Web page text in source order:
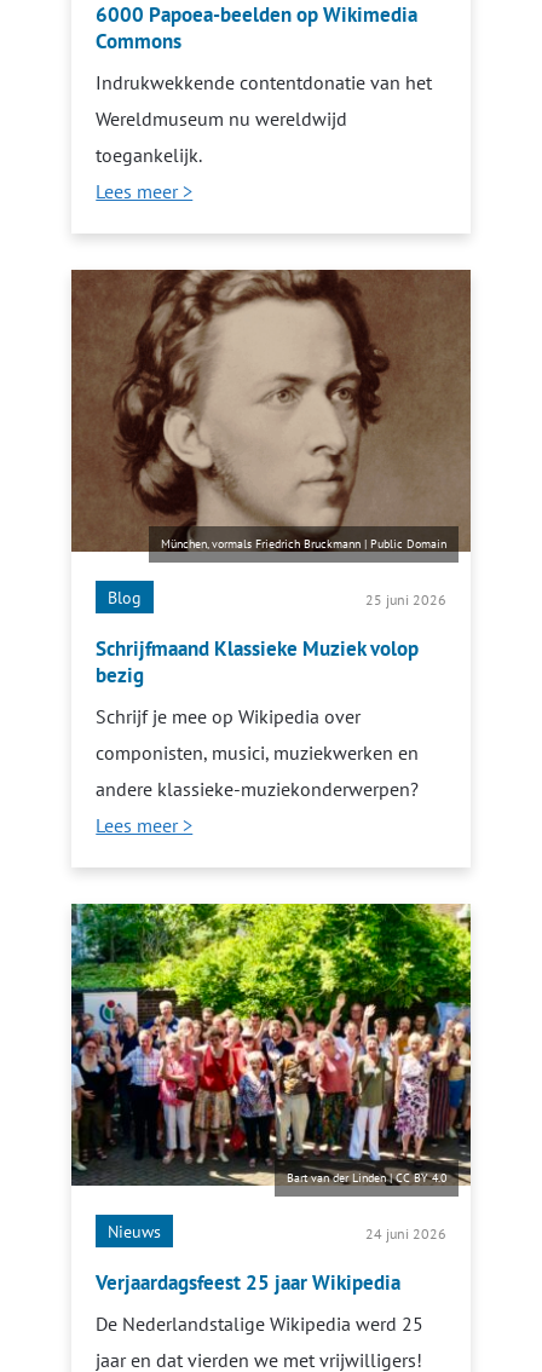
6000 Papoea-beelden op Wikimedia
Commons
Indrukwekkende contentdonatie van het
Wereldmuseum nu wereldwijd
toegankelijk.
Lees meer >
München, vormals Friedrich Bruckmann| Public Domain
Blog 25 juni 2026
Schrijfmaand Klassieke Muziek volop
bezig
Schrijf je mee op Wikipedia over
componisten, musici, muziekwerken en
andere klassieke-muziekonderwerpen?
Lees meer >
Bart van der Linden|CC BY 4.0
Nieuws 24 juni 2026
Verjaardagsfeest 25 jaar Wikipedia
De Nederlandstalige Wikipedia werd 25
jaar en dat vierden we met vrijwilligers!